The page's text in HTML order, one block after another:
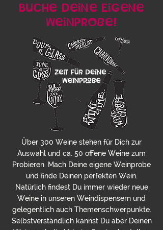
Buche Deine Eigene
Weinprobe!
Über 300 Weine stehen für Dich zur
Auswahl und ca. 50 offene Weine zum
Probieren. Mach Deine eigene Weinprobe
und finde Deinen perfekten Wein.
Natürlich findest Du immer wieder neue
Weine in unseren Weindispensern und
gelegentlich auch Themenschwerpunkte.
Selbstverständlich kannst Du aber Deinen